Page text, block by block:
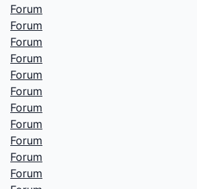
Forum
Forum
Forum
Forum
Forum
Forum
Forum
Forum
Forum
Forum
Forum